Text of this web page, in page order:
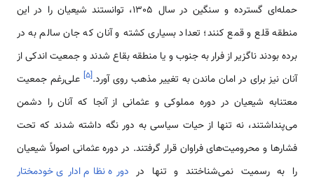
حمله‌ای گسترده و سنگین در سال 1305، توانستند شیعیان را در این
منطقه قلع و قمع کنند؛ تعداد بسیاری کشته و آنان که جان سالم به در
برده بودند ناگزیر از فرار به جنوب و یا منطقه بقاع شدند و جمعیت اندکی از
آنان نیز برای در امان ماندن به تغییر مذهب روی آورد.[۵] علی‌رغم جمعیت
معتنابه شیعیان در دوره مملوکی و عثمانی از آنجا که آنان را دشمن
می‌پنداشتند، نه تنها از حیات سیاسی به دور نگه داشته شدند که تحت
فشارها و محرومیت‌های فراوان قرار گرفتند. در دوره عثمانی اصولاً شیعیان
را به رسمیت نمی‌شناختند و تنها در دوره نظام اداری خودمختار